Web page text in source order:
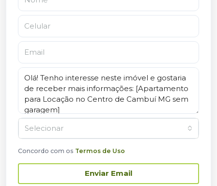
Selecionar
Concordo com os Termos de Uso
Enviar Email